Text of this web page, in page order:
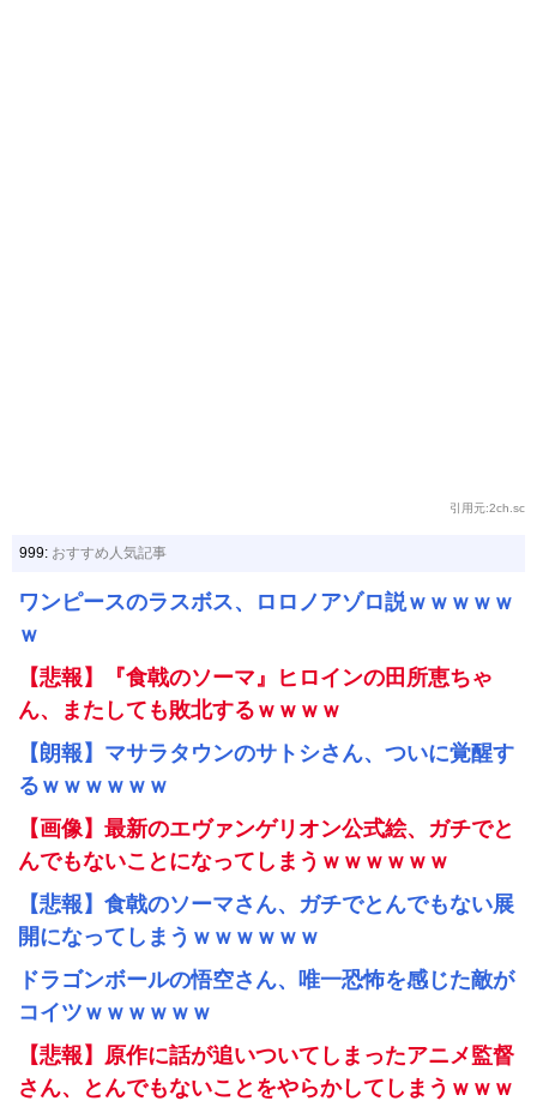
引用元:2ch.sc
999: おすすめ人気記事
ワンピースのラスボス、ロロノアゾロ説ｗｗｗｗｗ
ｗ
【悲報】『食戟のソーマ』ヒロインの田所恵ちゃ
ん、またしても敗北するｗｗｗｗ
【朗報】マサラタウンのサトシさん、ついに覚醒す
るｗｗｗｗｗｗ
【画像】最新のエヴァンゲリオン公式絵、ガチでと
んでもないことになってしまうｗｗｗｗｗｗ
【悲報】食戟のソーマさん、ガチでとんでもない展
開になってしまうｗｗｗｗｗｗ
ドラゴンボールの悟空さん、唯一恐怖を感じた敵が
コイツｗｗｗｗｗｗ
【悲報】原作に話が追いついてしまったアニメ監督
さん、とんでもないことをやらかしてしまうｗｗｗ